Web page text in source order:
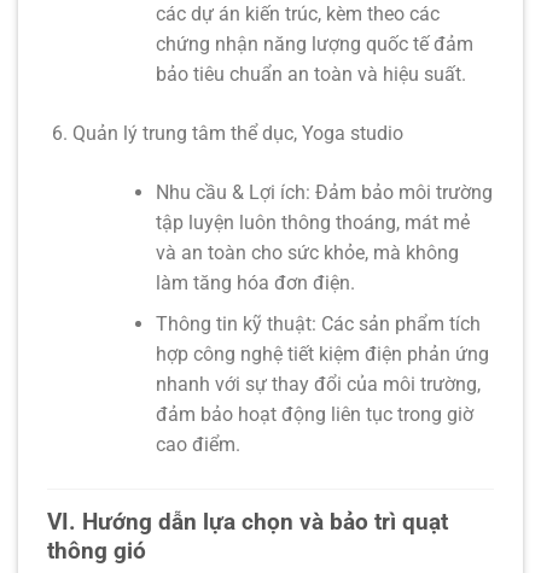
các dự án kiến trúc, kèm theo các
chứng nhận năng lượng quốc tế đảm
bảo tiêu chuẩn an toàn và hiệu suất.
Quản lý trung tâm thể dục, Yoga studio
Nhu cầu & Lợi ích: Đảm bảo môi trường
tập luyện luôn thông thoáng, mát mẻ
và an toàn cho sức khỏe, mà không
làm tăng hóa đơn điện.
Thông tin kỹ thuật: Các sản phẩm tích
hợp công nghệ tiết kiệm điện phản ứng
nhanh với sự thay đổi của môi trường,
đảm bảo hoạt động liên tục trong giờ
cao điểm.
VI. Hướng dẫn lựa chọn và bảo trì quạt
thông gió